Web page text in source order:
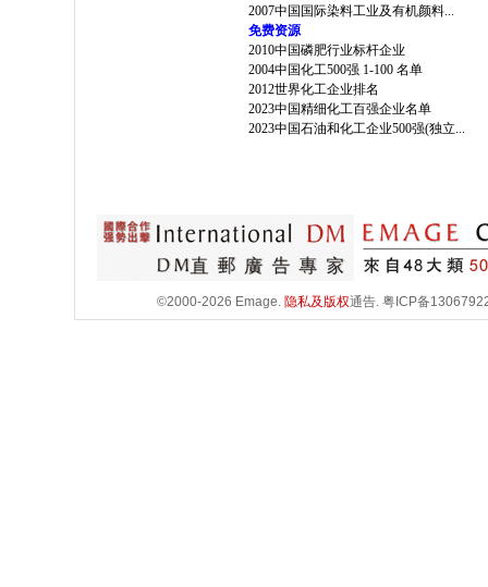
2007中国国际染料工业及有机颜料...
免费资源
2010中国磷肥行业标杆企业
2004中国化工500强 1-100 名单
2012世界化工企业排名
2023中国精细化工百强企业名单
2023中国石油和化工企业500强(独立...
©2000-2026 Emage. 隐私及版权通告. 粤ICP备